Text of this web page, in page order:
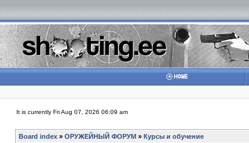
It is currently Fri Aug 07, 2026 06:09 am
Board index » ОРУЖЕЙНЫЙ ФОРУМ » Курсы и обучение